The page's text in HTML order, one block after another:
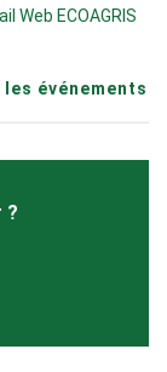
Web ECOAGRIS
les événements
?